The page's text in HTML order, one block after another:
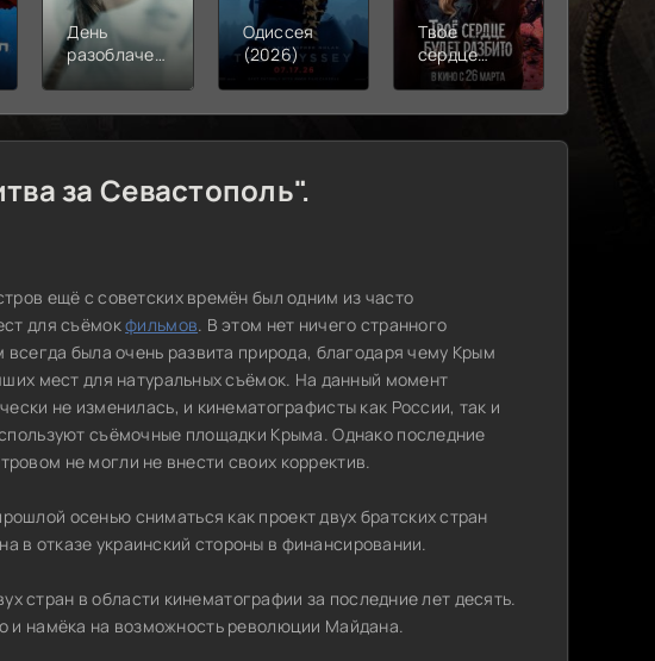
День
разоблачения
Одиссея
(2026)
Твое
сердце
будет
(2026)
Моана
(2026)
за Севастополь".
ещё с советских времён был одним из часто
для съёмокфильмов. В этом нет ничего странного
всегда была очень развита природа, благодаря чему Крым
мест для натуральных съёмок. На данный момент
не изменилась, и кинематографисты как России, так и
съёмочные площадки Крыма. Однако последние
не могли не внести своих корректив.
осенью сниматься как проект двух братских стран
в отказе украинский стороны в финансировании.
стран в области кинематографии за последние лет десять.
и намёка на возможность революции Майдана.